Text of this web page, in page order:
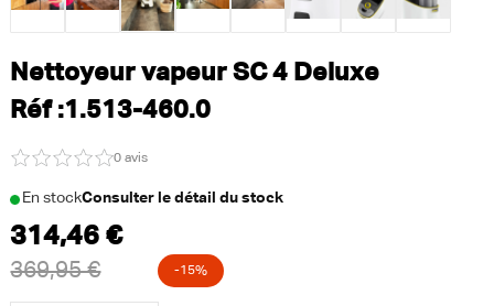
Nettoyeur vapeur SC 4 Deluxe
Réf :1.513-460.0
0 avis
En stockConsulter le détail du stock